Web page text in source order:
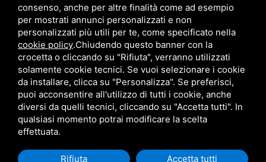
download Politica qualità e sicurezza
Questo sito è protetto da Google reCAPTCHA v3,Privacy Policy
Terms of Service
consenso, anche per altre finalità come ad esempio
per mostrati annunci personalizzati e non
personalizzati più utili per te, come specificato nella
cookie policy.Chiudendo questo banner con la
crocetta o cliccando su "Rifiuta", verranno utilizzati
solamente cookie tecnici. Se vuoi selezionare i cookie
da installare, clicca su "Personalizza". Se preferisci,
puoi acconsentire all'utilizzo di tutti i cookie, anche
diversi da quelli tecnici, cliccando su "Accetta tutti". In
qualsiasi momento potrai modificare la scelta
effettuata.
Rifiuta Accetta tutti